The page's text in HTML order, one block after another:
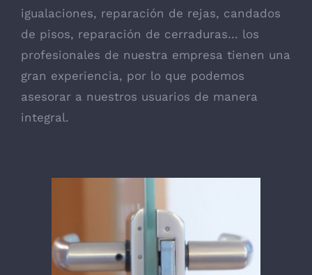
igualaciones, reparación de rejas, candados
de pisos, reparación de cerraduras… los
profesionales de nuestra empresa tienen una
gran experiencia, por lo que podemos
asesorar a nuestros usuarios de manera
integral.